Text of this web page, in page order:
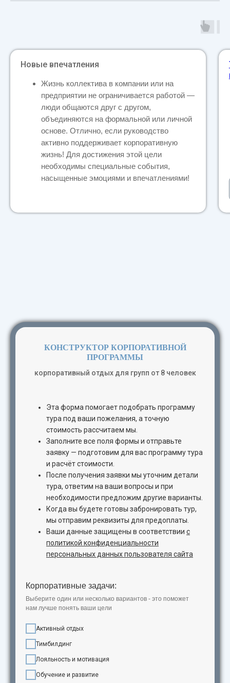
Новые впечатления
Жизнь коллектива в компании или на
предприятии не ограничивается работой —
люди общаются друг с другом,
объединяются на формальной или личной
основе. Отлично, если руководство
активно поддерживает корпоративную
жизнь! Для достижения этой цели
необходимы специальные события,
насыщенные эмоциями и впечатлениями!
КОНСТРУКТОР КОРПОРАТИВНОЙ
ПРОГРАММЫ
корпоративный отдых для групп от 8 человек
Эта форма помогает подобрать программу
тура под ваши пожелания, а точную
стоимость рассчитаем мы.
Заполните все поля формы и отправьте
заявку — подготовим для вас программу тура
и расчёт стоимости.
После получения заявки мы уточним детали
тура, ответим на ваши вопросы и при
необходимости предложим другие варианты.
Когда вы будете готовы забронировать тур,
мы отправим реквизиты для предоплаты.
Ваши данные защищены в соответствии с
политикой конфиденциальности
персональных данных пользователя сайта
Корпоративные задачи:
Выберите один или несколько вариантов - это поможет
нам лучше понять ваши цели
Активный отдых
Тимбилдинг
Лояльность и мотивация
Обучение и развитие